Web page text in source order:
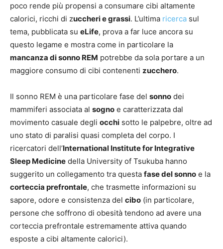
poco rende più propensi a consumare cibi altamente
calorici, ricchi di zuccheri e grassi. L’ultima ricerca sul
tema, pubblicata su eLife, prova a far luce ancora su
questo legame e mostra come in particolare la
mancanza di sonno REM potrebbe da sola portare a un
maggiore consumo di cibi contenenti zucchero.
Il sonno REM è una particolare fase del sonno dei
mammiferi associata al sogno e caratterizzata dal
movimento casuale degli occhi sotto le palpebre, oltre ad
uno stato di paralisi quasi completa del corpo. I
ricercatori dell’International Institute for Integrative
Sleep Medicine della University of Tsukuba hanno
suggerito un collegamento tra questa fase del sonno e la
corteccia prefrontale, che trasmette informazioni su
sapore, odore e consistenza del cibo (in particolare,
persone che soffrono di obesità tendono ad avere una
corteccia prefrontale estremamente attiva quando
esposte a cibi altamente calorici).